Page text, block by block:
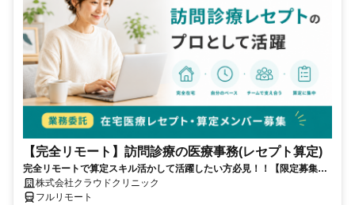
【完全リモート】訪問診療の医療事務(レセプト算定)
完全リモートで算定スキル活かして活躍したい方必見！！【限定募集】
完全リモート｜在宅医療レセプト算定（成果報酬型／業務委託）
株式会社クラウドクリニック
フルリモート